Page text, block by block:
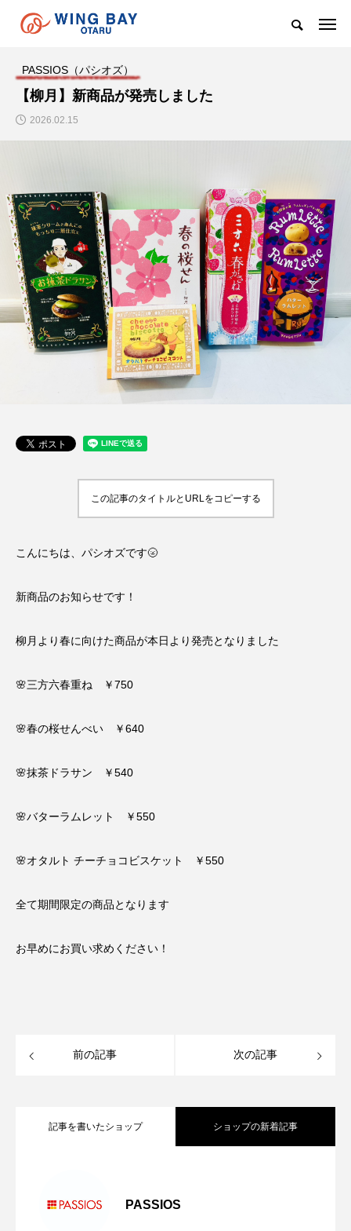
PASSIOS（パシオズ）
【柳月】新商品が発売しました
2026.02.15
この記事のタイトルとURLをコピーする
こんにちは、パシオズです🌝
新商品のお知らせです！
柳月より春に向けた商品が本日より発売となりました
🌸三方六春重ね ￥750
🌸春の桜せんべい ￥640
🌸抹茶ドラサン ￥540
🌸バターラムレット ￥550
🌸オタルト チーチョコビスケット ￥550
全て期間限定の商品となります
お早めにお買い求めください！
前の記事 次の記事
記事を書いたショップ ショップの新着記事
PASSIOS